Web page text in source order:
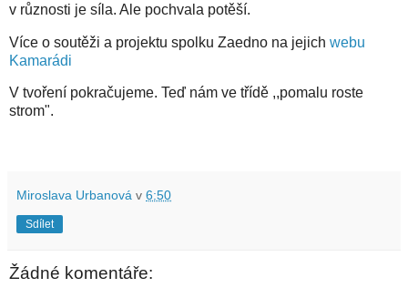
v různosti je síla. Ale pochvala potěší.
Více o soutěži a projektu spolku Zaedno na jejich webu
Kamarádi
V tvoření pokračujeme. Teď nám ve třídě ,,pomalu roste
strom".
Miroslava Urbanová v 6:50
Sdílet
Žádné komentáře: